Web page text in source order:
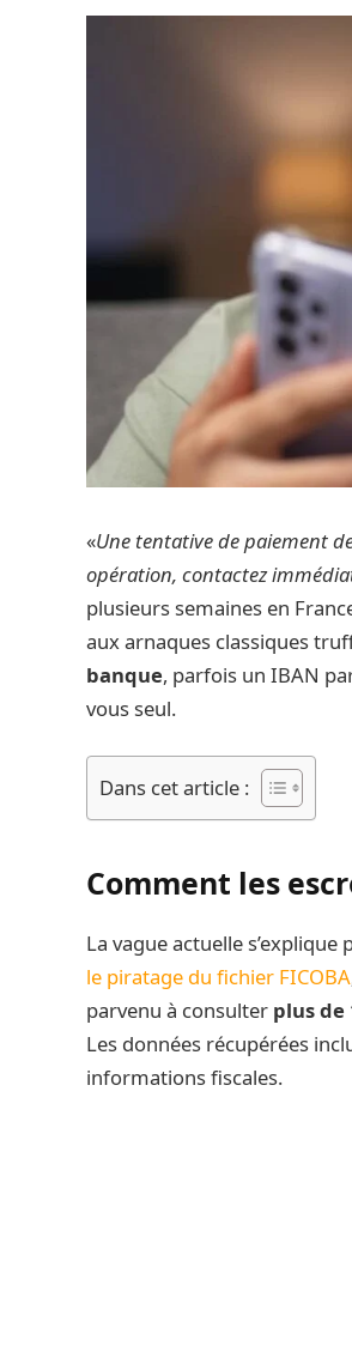
«Une tentative de paiement
opération, contactez
plusieurs semaines en
aux arnaques classiques
banque, parfois un IBAN
vous seul.
Dans cet article :
Comment les
La vague actuelle
le piratage du fichier FICOBA
parvenu à consulter plus de
Les données récupérées
informations fiscales.